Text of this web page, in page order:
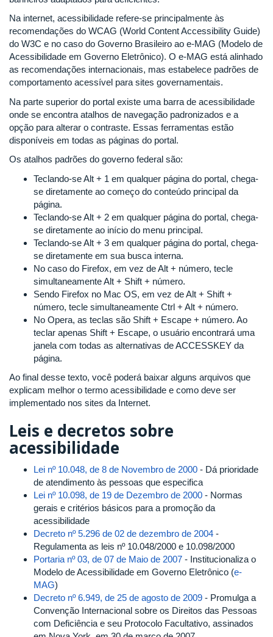
Na internet, acessibilidade refere-se principalmente às
recomendações do WCAG (World Content Accessibility Guide)
do W3C e no caso do Governo Brasileiro ao e-MAG (Modelo de
Acessibilidade em Governo Eletrônico). O e-MAG está alinhado
as recomendações internacionais, mas estabelece padrões de
comportamento acessível para sites governamentais.
Na parte superior do portal existe uma barra de acessibilidade
onde se encontra atalhos de navegação padronizados e a
opção para alterar o contraste. Essas ferramentas estão
disponíveis em todas as páginas do portal.
Os atalhos padrões do governo federal são:
Teclando-se Alt + 1 em qualquer página do portal, chega-
se diretamente ao começo do conteúdo principal da
página.
Teclando-se Alt + 2 em qualquer página do portal, chega-
se diretamente ao início do menu principal.
Teclando-se Alt + 3 em qualquer página do portal, chega-
se diretamente em sua busca interna.
No caso do Firefox, em vez de Alt + número, tecle
simultaneamente Alt + Shift + número.
Sendo Firefox no Mac OS, em vez de Alt + Shift +
número, tecle simultaneamente Ctrl + Alt + número.
No Opera, as teclas são Shift + Escape + número. Ao
teclar apenas Shift + Escape, o usuário encontrará uma
janela com todas as alternativas de ACCESSKEY da
página.
Ao final desse texto, você poderá baixar alguns arquivos que
explicam melhor o termo acessibilidade e como deve ser
implementado nos sites da Internet.
Leis e decretos sobre
acessibilidade
Lei nº 10.048, de 8 de Novembro de 2000 - Dá prioridade
de atendimento às pessoas que especifica
Lei nº 10.098, de 19 de Dezembro de 2000 - Normas
gerais e critérios básicos para a promoção da
acessibilidade
Decreto nº 5.296 de 02 de dezembro de 2004 -
Regulamenta as leis nº 10.048/2000 e 10.098/2000
Portaria nº 03, de 07 de Maio de 2007 - Institucionaliza o
Modelo de Acessibilidade em Governo Eletrônico (e-
MAG)
Decreto nº 6.949, de 25 de agosto de 2009 - Promulga a
Convenção Internacional sobre os Direitos das Pessoas
com Deficiência e seu Protocolo Facultativo, assinados